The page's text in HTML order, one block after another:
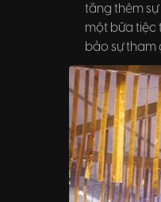
tăng thêm
một bữa tiệc
bảo sự tham